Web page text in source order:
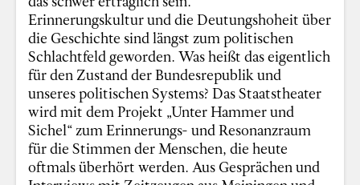
Erinnerungskultur und die Deutungshoheit über
die Geschichte sind längst zum politischen
Schlachtfeld geworden. Was heißt das eigentlich
für den Zustand der Bundesrepublik und
unseres politischen Systems? Das Staatstheater
wird mit dem Projekt „Unter Hammer und
Sichel“ zum Erinnerungs- und Resonanzraum
für die Stimmen der Menschen, die heute
oftmals überhört werden. Aus Gesprächen und